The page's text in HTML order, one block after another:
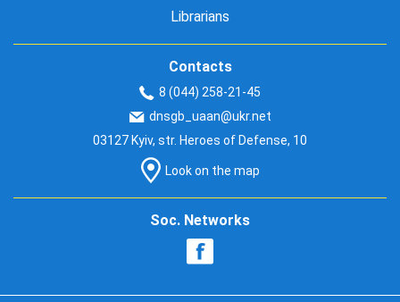
Librarians
Contacts
8 (044) 258-21-45
dnsgb_uaan@ukr.net
03127 Kyiv, str. Heroes of Defense, 10
Look on the map
Soc. Networks